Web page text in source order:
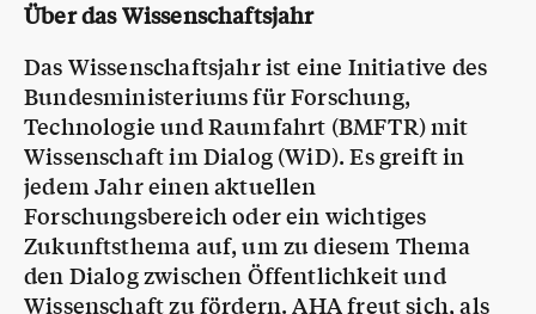
Über das Wissenschaftsjahr
Das Wissenschaftsjahr ist eine Initiative des
Bundesministeriums für Forschung,
Technologie und Raumfahrt (BMFTR) mit
Wissenschaft im Dialog (WiD). Es greift in
jedem Jahr einen aktuellen
Forschungsbereich oder ein wichtiges
Zukunftsthema auf, um zu diesem Thema
den Dialog zwischen Öffentlichkeit und
Wissenschaft zu fördern. AHA freut sich, als